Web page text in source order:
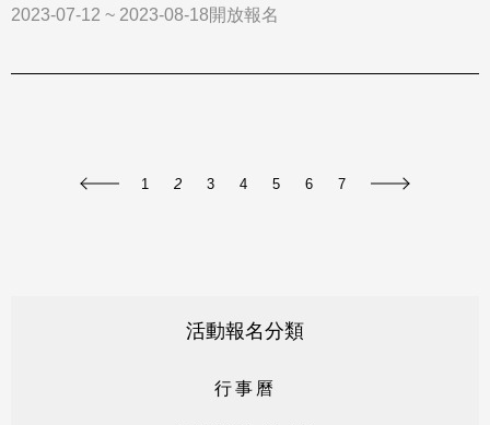
2023-07-12 ~ 2023-08-18開放報名
1 2 3 4 5 6 7
活動報名分類
行事 曆